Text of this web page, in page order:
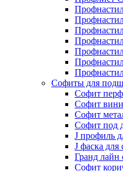
Софиты для
Cофит
Софит
Софит
Софит под
J профиль
J фаска для
Гранд
Софит